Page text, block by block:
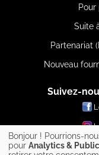
Suite
Partenariat
Nouveau
Suivez-
Bonjour ! Pourrions-
pour Analytics &